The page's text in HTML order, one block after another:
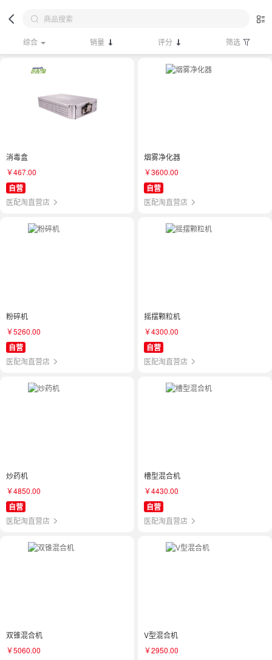
综合 销量 评分 筛选
消毒盒
￥467.00
自营
医配淘直营店
烟雾净化器
￥3600.00
自营
医配淘直营店
粉碎机
￥5260.00
自营
医配淘直营店
摇摆颗粒机
￥4300.00
自营
医配淘直营店
炒药机
￥4850.00
自营
医配淘直营店
槽型混合机
￥4430.00
自营
医配淘直营店
双锥混合机
￥5060.00
V型混合机
￥2950.00